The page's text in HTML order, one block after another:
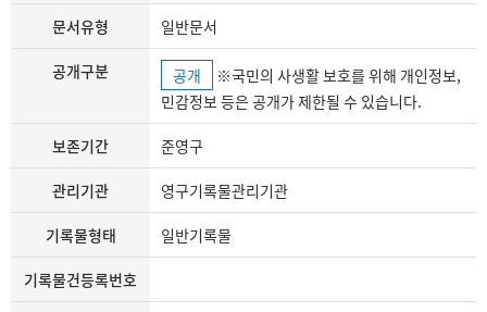
문서유형 일반문서
공개구분 공개
민감정보 등은 공개가 제한될 수 있습니다.
보존기간 준영구
관리기관 영구기록물관리기관
기록물형태 일반기록물
기록물건등록번호